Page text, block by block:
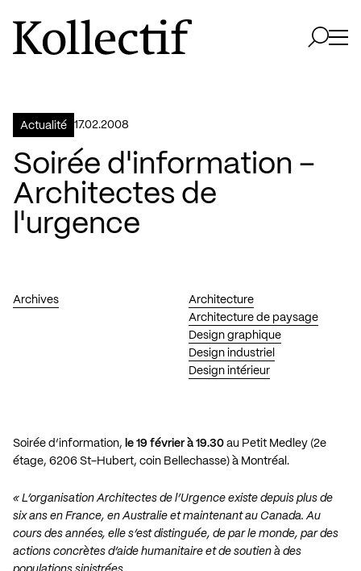
Aller à la page d'accueil
Logo Kollectif
Actualité 17.02.2008
Soirée d'information –
Architectes de
l'urgence
Archives
Architecture
Architecture de paysage
Design graphique
Design industriel
Design intérieur
Soirée d’information, le 19 février à 19.30 au Petit Medley (2e
étage, 6206 St-Hubert, coin Bellechasse) à Montréal.
« L’organisationArchitectes de l’Urgence existe depuis plus de
six ans en France, en Australie et maintenant au Canada. Au
cours des années, elle s’est distinguée, de par le monde, par des
actions concrètes d’aide humanitaire et de soutien à des